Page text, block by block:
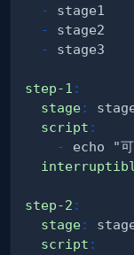
-
-
-
step-1 :
stage:
script :
-
step-2 :
stage:
script :